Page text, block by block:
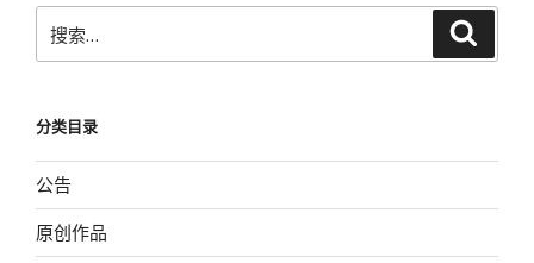
搜
索：
分类目录
公告
原创作品